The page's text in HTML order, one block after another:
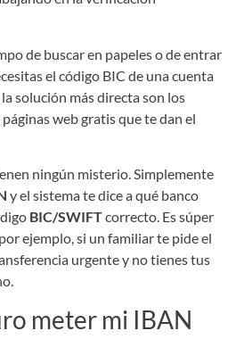
de buscar en papeles o de entrar
el código BIC de una cuenta
solución más directa son los
web gratis que te dan el
ningún misterio. Simplemente
y el sistema te dice a qué banco
BIC/SWIFTcorrecto. Es súper
ejemplo, si un familiar te pide el
urgente y no tienes tus
meter mi IBAN